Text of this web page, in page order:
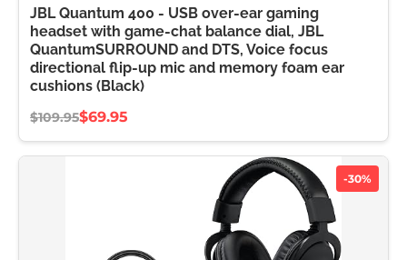
JBL Quantum 400 - USB over-ear gaming
headset with game-chat balance dial, JBL
QuantumSURROUND and DTS, Voice focus
directional flip-up mic and memory foam ear
cushions (Black)
$109.95$69.95
-30%